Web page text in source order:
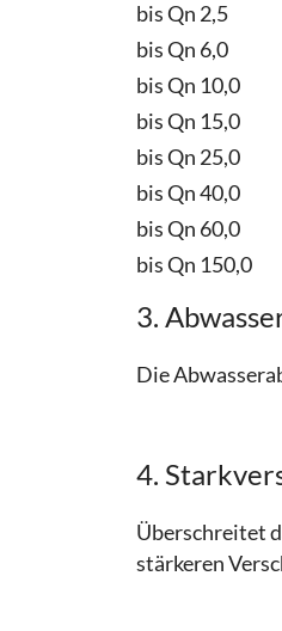
bis Qn 2,5
bis Qn 6,0
bis Qn 10,0
bis Qn 15,0
bis Qn 25,0
bis Qn 40,0
bis Qn 60,0
bis Qn 150,0
3.
Die
4.
Überschreitet
stärkeren